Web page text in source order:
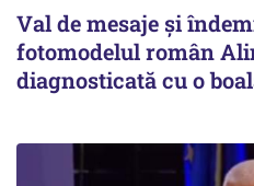
Val de mesaje și
fotomodelul român
diagnosticată cu o